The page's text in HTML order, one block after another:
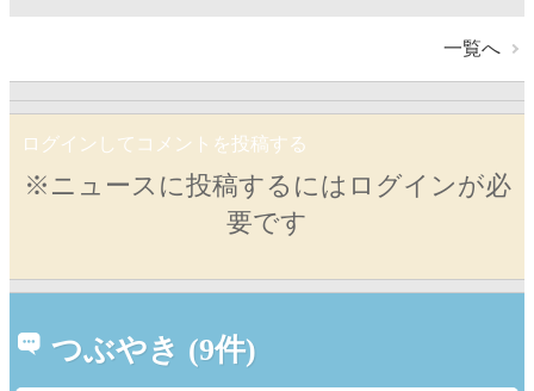
一覧へ
ログインしてコメントを投稿する
※ニュースに投稿するにはログインが必
要です
つぶやき (9件)